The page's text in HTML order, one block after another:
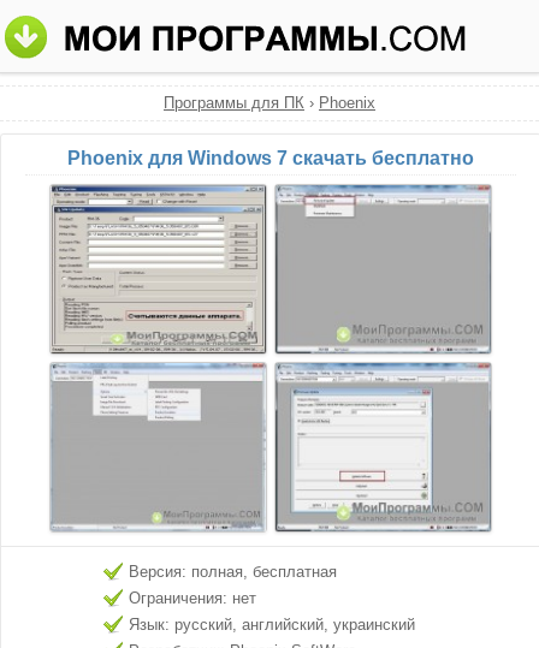
Программы для ПК › Phoenix
Phoenix для Windows 7 скачать бесплатно
Версия: полная, бесплатная
Ограничения: нет
Язык: русский, английский, украинский